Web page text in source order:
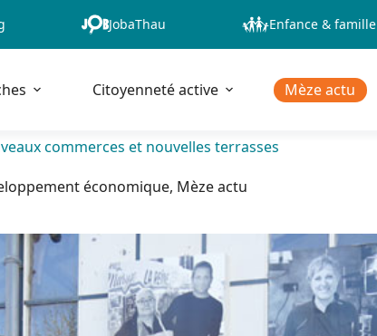
JobaThau Enfance & famille
Citoyenneté active Mèze actu
commerces et nouvelles terrasses
économique, Mèze actu